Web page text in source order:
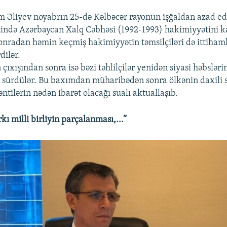
Əliyev noyabrın 25-də Kəlbəcər rayonun işğaldan azad
Azərbaycan Xalq Cəbhəsi (1992-1993) hakimiyyətini
həmin keçmiş hakimiyyətin təmsilçiləri də
çıxışından sonra isə bəzi təhlilçilər yenidən siyasi
sürdülər. Bu baxımdan müharibədən sonra ölkənin daxili
nədən ibarət olacağı sualı aktuallaşıb.
milli birliyin parçalanması,...”